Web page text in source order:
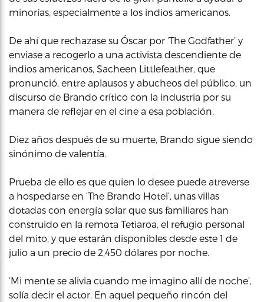
minorías, especialmente a los indios americanos.
De ahí que rechazase su Óscar por ‘The Godfather’ y
enviase a recogerlo a una activista descendiente de
indios americanos, Sacheen Littlefeather, que
pronunció, entre aplausos y abucheos del público, un
discurso de Brando crítico con la industria por su
manera de reflejar en el cine a esa población.
Diez años después de su muerte, Brando sigue siendo
sinónimo de valentía.
Prueba de ello es que quien lo desee puede atreverse
a hospedarse en ‘The Brando Hotel’, unas villas
dotadas con energía solar que sus familiares han
construido en la remota Tetiaroa, el refugio personal
del mito, y que estarán disponibles desde este 1 de
julio a un precio de 2,450 dólares por noche.
‘Mi mente se alivia cuando me imagino allí de noche’,
solía decir el actor. En aquel pequeño rincón del